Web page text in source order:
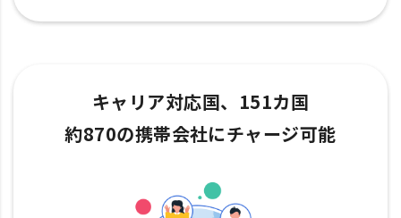
キャリア対応国、151カ国
約870の携帯会社にチャージ可能